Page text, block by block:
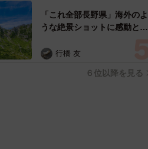
すよ…」
「これ全部長野県」海外のよ
うな絶景ショットに感動と反
ったんだって気づいた」
行橋 友
６位以降を見る